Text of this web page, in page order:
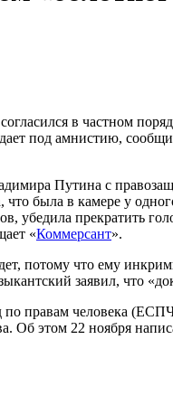
в частном
под амнистию,
Путина с
что была в камере у
убедила прекратить
«Коммерсант».
потому что ему
заявил, что
правам человека
Об этом 22 ноября